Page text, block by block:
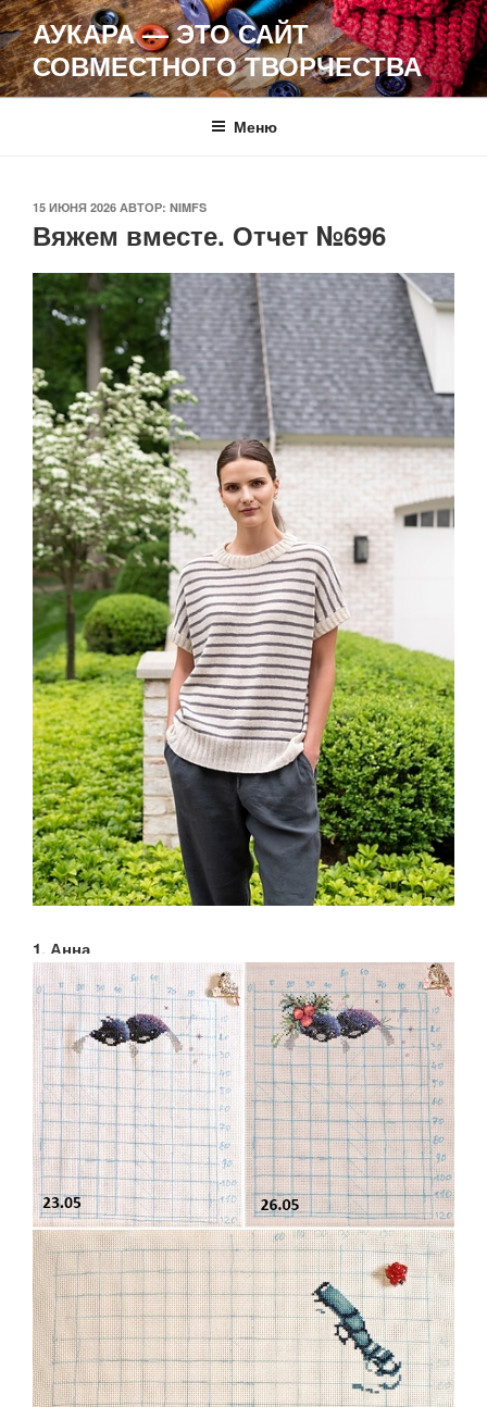
Перейти
к
содержимому
АУКАРА — ЭТО САЙТ
СОВМЕСТНОГО ТВОРЧЕСТВА
Меню
ОПУБЛИКОВАНО
15 ИЮНЯ 2026 АВТОР: NIMFS
Вяжем вместе. Отчет №696
1. Анна